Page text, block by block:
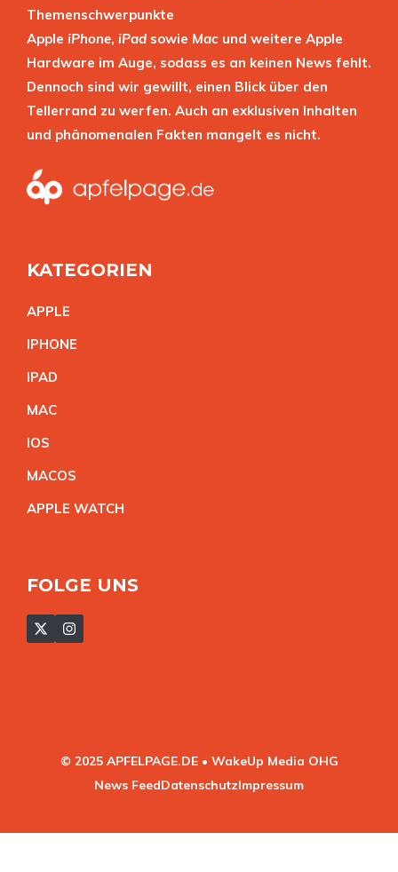
Themenschwerpunkte
Apple iPhone, iPad sowie Mac und weitere Apple
Hardware im Auge, sodass es an keinen News fehlt.
Dennoch sind wir gewillt, einen Blick über den
Tellerrand zu werfen. Auch an exklusiven Inhalten
und phänomenalen Fakten mangelt es nicht.
KATEGORIEN
APPLE
IPHONE
IPAD
MAC
IOS
MACOS
APPLE WATCH
FOLGE UNS
© 2025 APFELPAGE.DE • WakeUp Media OHG
News FeedDatenschutzImpressum